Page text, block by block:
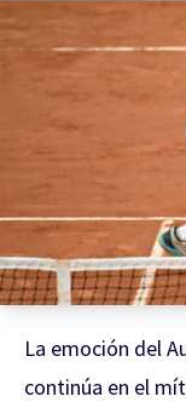
La emoción del
continúa en el